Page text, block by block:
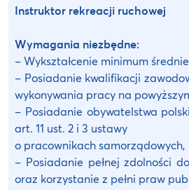
Instruktor rekreacji ruchowej
Wymagania niezbędne:
– Wykształcenie minimum
– Posiadanie kwalifikacji
wykonywania pracy na
– Posiadanie obywatelstwa
art. 11 ust. 2 i 3 ustawy
o pracownikach samorządowych,
– Posiadanie pełnej zdolności
oraz korzystanie z pełni praw